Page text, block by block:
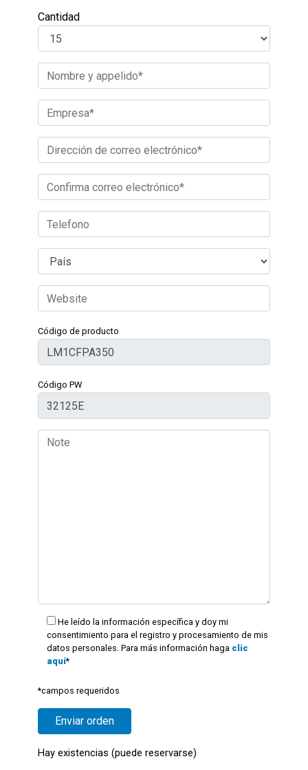
Cantidad
Código de producto
Código PW
He leído la información específica y doy mi
consentimiento para el registro y procesamiento de mis
datos personales. Para más información haga clic
aquí*
*campos requeridos
Hay existencias (puede reservarse)